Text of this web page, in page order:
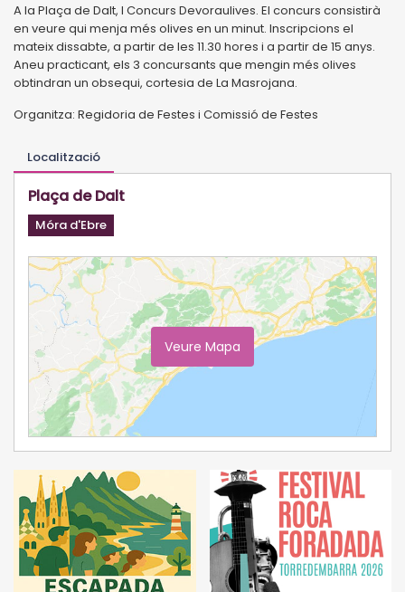
A la Plaça de Dalt, I Concurs Devoraulives. El concurs consistirà
en veure qui menja més olives en un minut. Inscripcions el
mateix dissabte, a partir de les 11.30 hores i a partir de 15 anys.
Aneu practicant, els 3 concursants que mengin més olives
obtindran un obsequi, cortesia de La Masrojana.
Organitza: Regidoria de Festes i Comissió de Festes
Localització
Plaça de Dalt
Móra d'Ebre
Veure Mapa